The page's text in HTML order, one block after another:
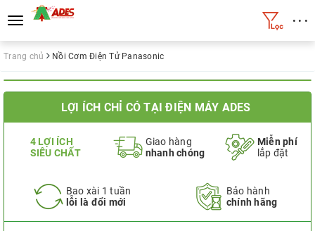
Toggle
navigation
• • •
Trang chủ Nồi Cơm Điện Tử Panasonic
LỢI ÍCH CHỈ CÓ TẠI ĐIỆN MÁY ADES
4 LỢI ÍCH
SIÊU CHẤT
Giao hàng
nhanh chóng
Miễn phí
lắp đặt
Bao xài 1 tuần
lỗi là đổi mới
Bảo hành
chính hãng